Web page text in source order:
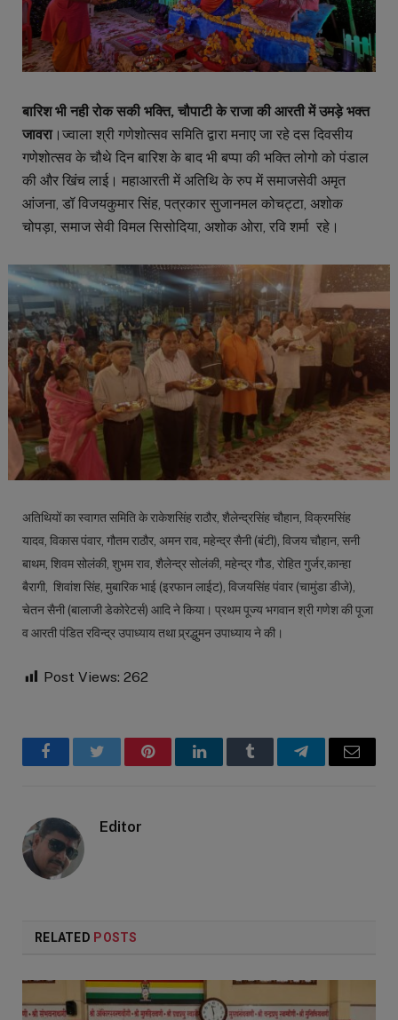
बारिश भी नही रोक सकी भक्ति, चौपाटी के राजा की आरती में उमड़े भक्त
जावरा।ज्वाला श्री गणेशोत्सव समिति द्वारा मनाए जा रहे दस दिवसीय
गणेशोत्सव के चौथे दिन बारिश के बाद भी बप्पा की भक्ति लोगो को पंडाल
की और खिंच लाई। महाआरती में अतिथि के रुप में समाजसेवी अमृत
आंजना, डॉ विजयकुमार सिंह, पत्रकार सुजानमल कोचट्टा, अशोक
चोपड़ा, समाज सेवी विमल सिसोदिया, अशोक ओरा, रवि शर्मा रहे।
अतिथियों का स्वागत समिति के राकेशसिंह राठौर, शैलेन्द्रसिंह चौहान, विक्रमसिंह
यादव, विकास पंवार, गौतम राठौर, अमन राव, महेन्द्र सैनी (बंटी), विजय चौहान, सनी
बाथम, शिवम सोलंकी, शुभम राव, शैलेन्द्र सोलंकी, महेन्द्र गौड, रोहित गुर्जर,कान्हा
बैरागी, शिवांश सिंह, मुबारिक भाई (इरफान लाईट), विजयसिंह पंवार (चामुंडा डीजे),
चेतन सैनी (बालाजी डेकोरेटर्स) आदि ने किया। प्रथम पूज्य भगवान श्री गणेश की पूजा
व आरती पंडित रविन्द्र उपाध्याय तथा प्र्रद्धुमन उपाध्याय ने की।
Post Views: 262
FacebookTwitter PinterestLinkedInTumblr TelegramEmail
Editor
RELATED POSTS